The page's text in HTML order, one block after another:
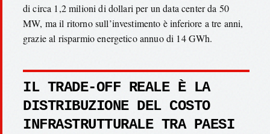
di circa 1,2 milioni di dollari per un data center da 50
MW, ma il ritorno sull’investimento è inferiore a tre anni,
grazie al risparmio energetico annuo di 14 GWh.
IL TRADE-OFF REALE È LA
DISTRIBUZIONE DEL COSTO
INFRASTRUTTURALE TRA PAESI